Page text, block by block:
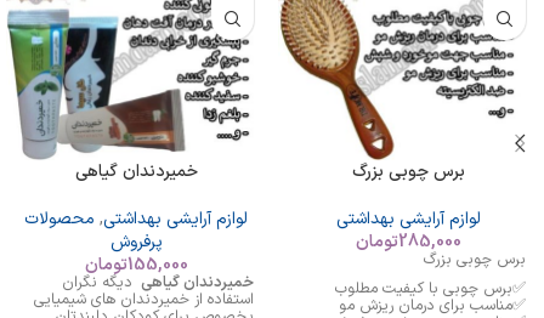
برس چوبی بزرگ
لوازم آرایشی بهداشتی
285,000تومان
برس چوبی بزرگ
✅برس چوبی با کیفیت مطلوب
✅مناسب برای درمان ریزش مو
خمیردندان گیاهی
لوازم آرایشی بهداشتی, محصولات
پرفروش
155,000تومان
خمیردندان گیاهی دیگه نگران
استفاده از خمیردندان های شیمیایی